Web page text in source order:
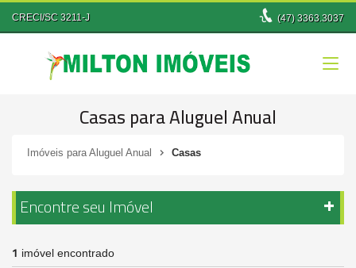
CRECI/SC 3211-J (47)3363.3037
Casas para Aluguel Anual
Imóveis para Aluguel Anual Casas
Encontre seu Imóvel
1 imóvel encontrado